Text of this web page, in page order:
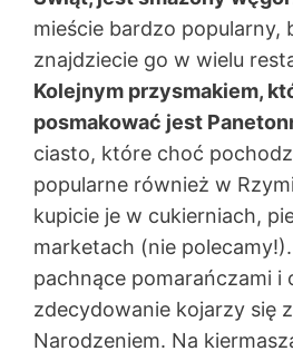
mieście bardzo popularny,
znajdziecie go w wielu
Kolejnym przysmakiem,
posmakować jest
ciasto, które choć
popularne również w
kupicie je w cukierniach,
marketach (nie
pachnące pomarańczami i
zdecydowanie kojarzy się
Narodzeniem. Na